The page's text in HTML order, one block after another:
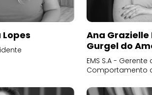
Ana
Gurgel do
EMS S.A -
Comportamento